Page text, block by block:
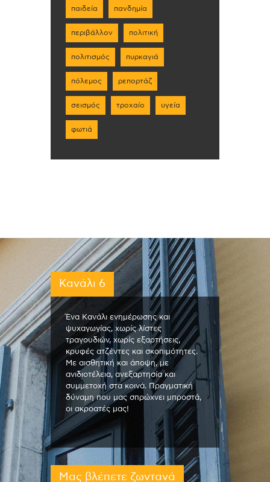
παιδεία πανδημία
περιβάλλον πολιτική
πολιτισμός πυρκαγιά
πόλεμος ρεπορτάζ
σεισμός τροχαίο υγεία
φωτιά
Κανάλι 6
Ένα Κανάλι ενημέρωσης και
ψυχαγωγίας, χωρίς λίστες
τραγουδιών, χωρίς εξαρτήσεις,
κρυφές ατζέντες και σκοπιμότητες.
Με αισθητική και άποψη, με
ανιδιοτέλεια, ανεξαρτησία και
συμμετοχή στα κοινά. Πραγματική
δύναμη που μας σπρώχνει μπροστά,
οι ακροατές μας!
Μας βλέπετε ζωντανά